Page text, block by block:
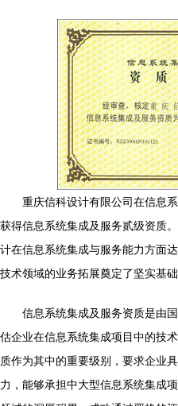
重庆信科设计有限公司在信息
获得信息系统集成及服务贰级资质
计在信息系统集成与服务能力方面
技术领域的业务拓展奠定了坚实基础
信息系统集成及服务资质是由
估企业在信息系统集成项目中的技
质作为其中的重要级别，要求企业
力，能够承担中大型信息系统集成